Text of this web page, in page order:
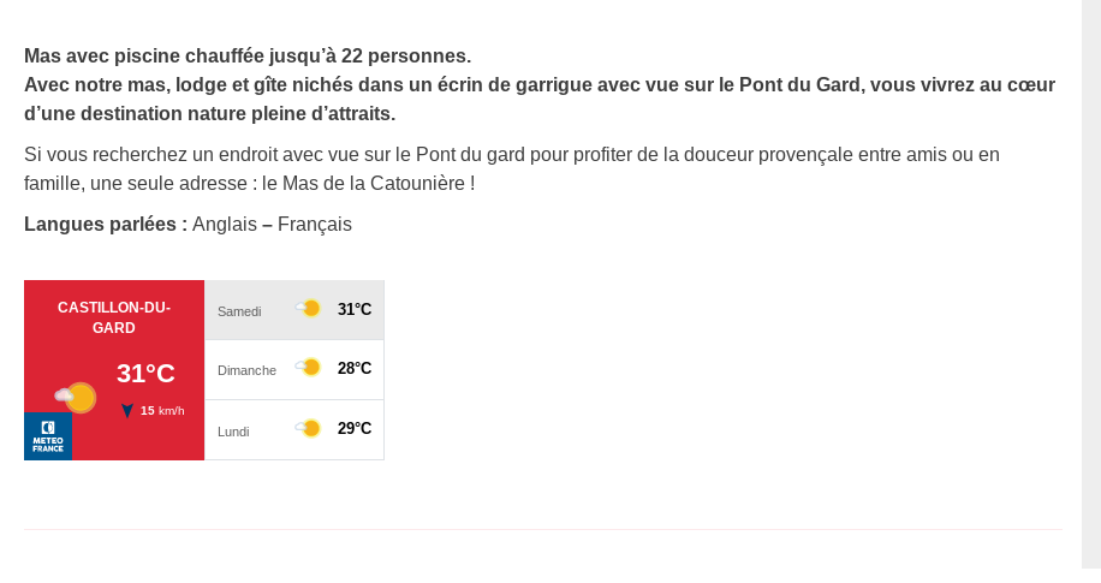
Mas avec piscine chauffée jusqu’à 22 personnes.
Avec notre mas, lodge et gîte nichés dans un écrin de garrigue avec vue sur le Pont du Gard, vous vivrez au cœur
d’une destination nature pleine d’attraits.
Si vous recherchez un endroit avec vue sur le Pont du gard pour profiter de la douceur provençale entre amis ou en
famille, une seule adresse : le Mas de la Catounière !
Langues parlées : Anglais – Français